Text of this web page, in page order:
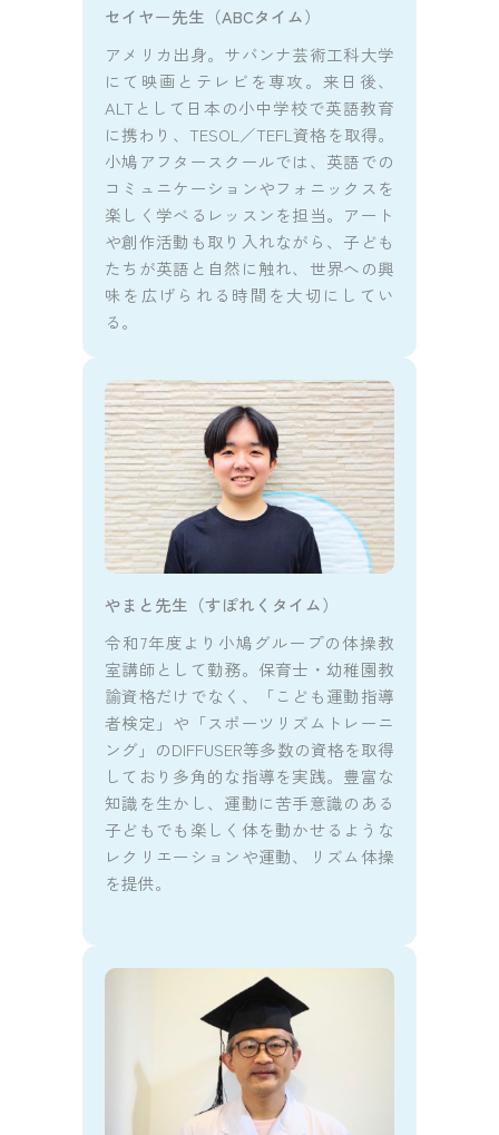
セイヤー先生（ABCタイム）
アメリカ出身。サバンナ芸術工科大学
にて映画とテレビを専攻。来日後、
ALTとして日本の小中学校で英語教育
に携わり、TESOL／TEFL資格を取得。
小鳩アフタースクールでは、英語での
コミュニケーションやフォニックスを
楽しく学べるレッスンを担当。アート
や創作活動も取り入れながら、子ども
たちが英語と自然に触れ、世界への興
味を広げられる時間を大切にしてい
る。
やまと先生（すぽれくタイム）
令和7年度より小鳩グループの体操教
室講師として勤務。保育士・幼稚園教
諭資格だけでなく、「こども運動指導
者検定」や「スポーツリズムトレーニ
ング」のDIFFUSER等多数の資格を取得
しており多角的な指導を実践。豊富な
知識を生かし、運動に苦手意識のある
子どもでも楽しく体を動かせるような
レクリエーションや運動、リズム体操
を提供。